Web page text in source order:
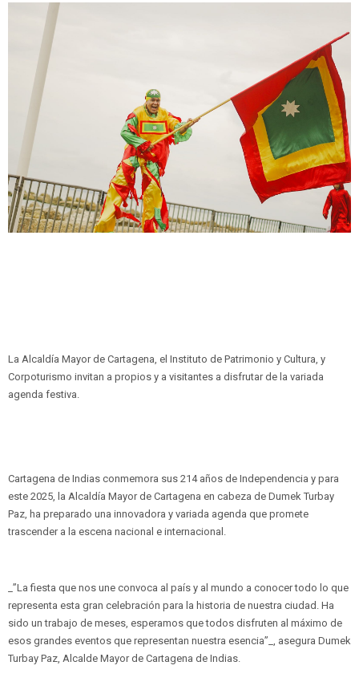
La Alcaldía Mayor de Cartagena, el Instituto de Patrimonio y Cultura, y
Corpoturismo invitan a propios y a visitantes a disfrutar de la variada
agenda festiva.
Cartagena de Indias conmemora sus 214 años de Independencia y para
este 2025, la Alcaldía Mayor de Cartagena en cabeza de Dumek Turbay
Paz, ha preparado una innovadora y variada agenda que promete
trascender a la escena nacional e internacional.
_”La fiesta que nos une convoca al país y al mundo a conocer todo lo que
representa esta gran celebración para la historia de nuestra ciudad. Ha
sido un trabajo de meses, esperamos que todos disfruten al máximo de
esos grandes eventos que representan nuestra esencia”_, asegura Dumek
Turbay Paz, Alcalde Mayor de Cartagena de Indias.